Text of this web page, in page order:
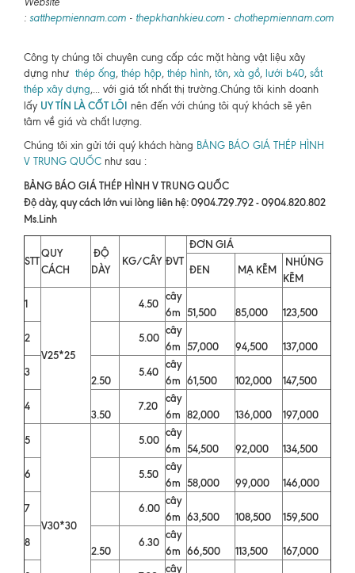
: satthepmiennam.com - thepkhanhkieu.com - chothepmiennam.com
Công ty chúng tôi chuyên cung cấp các mặt hàng vật liệu xây
dựng như thép ống, thép hộp, thép hình, tôn, xà gồ, lưới b40, sắt
thép xây dựng,... với giá tốt nhất thị trường.Chúng tôi kinh doanh
lấy UY TÍN LÀ CỐT LÕI nên đến với chúng tôi quý khách sẽ yên
tâm về giá và chất lượng.
Chúng tôi xin gửi tới quý khách hàng BẢNG BÁO GIÁ THÉP HÌNH
V TRUNG QUỐC như sau :
BẢNG BÁO GIÁ THÉP HÌNH V TRUNG QUỐC
Độ dày, quy cách lớn vui lòng liên hệ: 0904.729.792 - 0904.820.802
Ms.Linh
STT
QUY
CÁCH
ĐỘ
DÀY
KG/CÂY ĐVT
ĐƠN GIÁ
ĐEN
MẠ KẼM
NHÚNG
KẼM
1
V25*25
4.50
cây
6m 51,500 85,000
123,500
2
5.00
cây
6m 57,000 94,500
137,000
3
2.50
5.40
cây
6m 61,500 102,000
147,500
4
3.50
7.20
cây
6m 82,000 136,000
197,000
5
V30*30
5.00
cây
6m 54,500 92,000
134,500
6
5.50
cây
6m 58,000 99,000
146,000
7
6.00
cây
6m 63,500 108,500
159,500
8
2.50
6.30
cây
6m 66,500 113,500
167,000
cây